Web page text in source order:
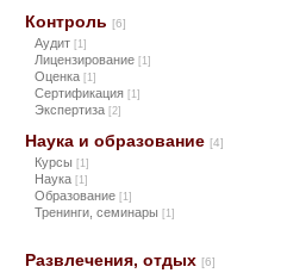
Контроль [6]
Аудит [1]
Лицензирование [1]
Оценка [1]
Сертификация [1]
Экспертиза [2]
Наука и образование [4]
Курсы [1]
Наука [1]
Образование [1]
Тренинги, семинары [1]
Развлечения, отдых [6]